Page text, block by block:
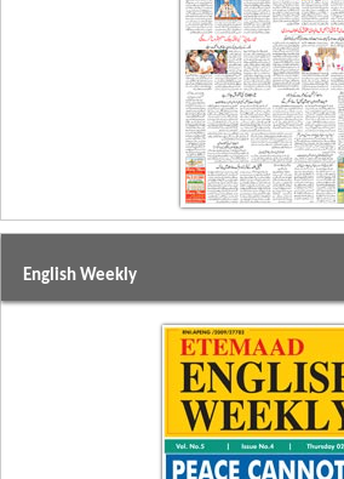
English Weekly